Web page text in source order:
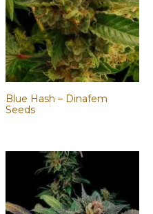
Blue Hash – Dinafem
Seeds